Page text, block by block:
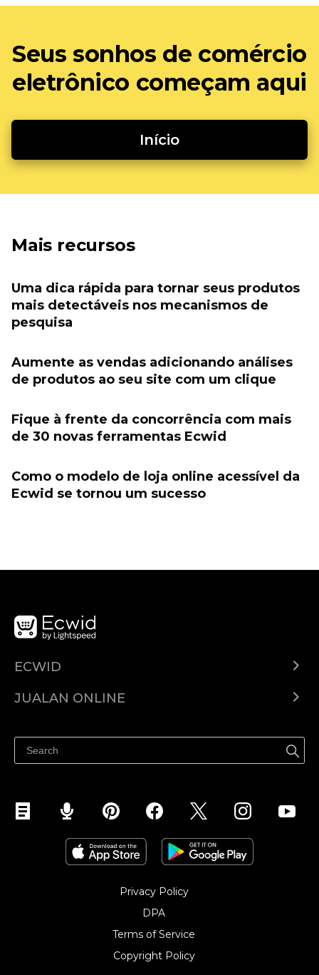
Seus sonhos de comércio
eletrônico começam aqui
Início
Mais recursos
Uma dica rápida para tornar seus produtos
mais detectáveis ​​nos mecanismos de
pesquisa
Aumente as vendas adicionando análises
de produtos ao seu site com um clique
Fique à frente da concorrência com mais
de 30 novas ferramentas Ecwid
Como o modelo de loja online acessível da
Ecwid se tornou um sucesso
ECWID
Pusat Bantuan
JUALAN ONLINE
Jualan di Facebook
Privacy Policy
DPA
Terms of Service
Copyright Policy‎